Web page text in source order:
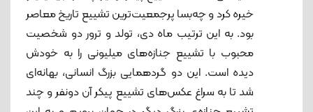
خیره کرد و چه‌بسا پرجمعیت‌ترین تشییع تاریخ معاصر
بود. به این ترتیب ماه دی، تولد و ترور دو شخصیت
محبوب با تشییع جنازه‌های میلیونی را به خودش
دیده است. این دو گردهمایی بزرگ انسانی، بهانه‌ای
شد تا به سراغ عکس‌های تشییع پیکر آن دونفر و چند